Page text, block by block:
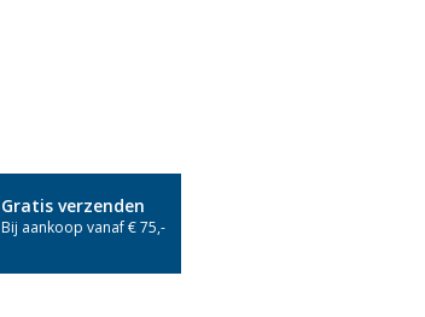
Gratis verzenden
Bij aankoop vanaf € 75,-